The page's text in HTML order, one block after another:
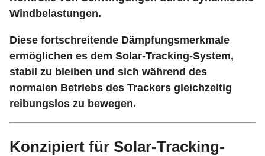
Windbelastungen.
Diese fortschreitende Dämpfungsmerkmale
ermöglichen es dem Solar-Tracking-System,
stabil zu bleiben und sich während des
normalen Betriebs des Trackers gleichzeitig
reibungslos zu bewegen.
Konzipiert für Solar-Tracking-